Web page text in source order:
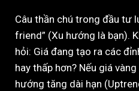
Câu thần chú trong đầu tư
friend” (Xu hướng là bạn).
hỏi: Giá đang tạo ra các
hay thấp hơn? Nếu giá
hướng tăng dài hạn